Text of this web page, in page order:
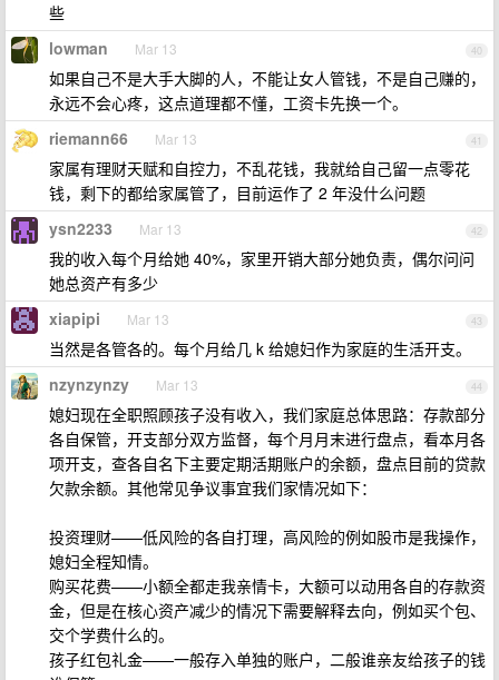
些
40
lowman Mar 13
如果自己不是大手大脚的人，不能让女人管钱，不是自己赚的，
永远不会心疼，这点道理都不懂，工资卡先换一个。
41
riemann66 Mar 13
家属有理财天赋和自控力，不乱花钱，我就给自己留一点零花
钱，剩下的都给家属管了，目前运作了 2 年没什么问题
42
ysn2233 Mar 13
我的收入每个月给她 40%，家里开销大部分她负责，偶尔问问
她总资产有多少
43
xiapipi Mar 13
当然是各管各的。每个月给几 k 给媳妇作为家庭的生活开支。
44
nzynzynzy Mar 13
媳妇现在全职照顾孩子没有收入，我们家庭总体思路：存款部分
各自保管，开支部分双方监督，每个月月末进行盘点，看本月各
项开支，查各自名下主要定期活期账户的余额，盘点目前的贷款
欠款余额。其他常见争议事宜我们家情况如下：
投资理财——低风险的各自打理，高风险的例如股市是我操作，
媳妇全程知情。
购买花费——小额全都走我亲情卡，大额可以动用各自的存款资
金，但是在核心资产减少的情况下需要解释去向，例如买个包、
交个学费什么的。
孩子红包礼金——一般存入单独的账户，二般谁亲友给孩子的钱